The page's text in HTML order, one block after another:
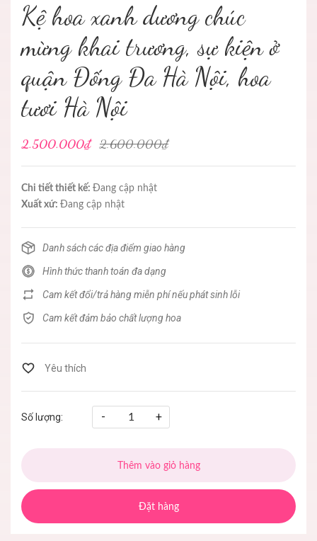
Kệ hoa xanh dương chúc
mừng khai trương, sự kiện ở
quận Đống Đa Hà Nội, hoa
tươi Hà Nội
2.500.000₫ 2.600.000₫
Chi tiết thiết kế: Đang cập nhật
Xuất xứ: Đang cập nhật
Danh sách các địa điểm giao hàng
Hình thức thanh toán đa dạng
Cam kết đổi/trả hàng miễn phí nếu phát sinh lỗi
Cam kết đảm bảo chất lượng hoa
Số lượng: - +
Thêm vào giỏ hàng
Đặt hàng